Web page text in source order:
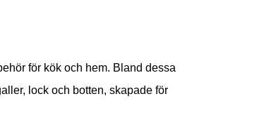
för kök och hem. Bland dessa
lock och botten, skapade för